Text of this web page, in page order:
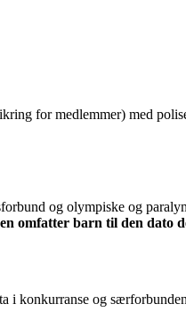
for medlemmer) med
og olympiske og
omfatter barn til den dato
i konkurranse og